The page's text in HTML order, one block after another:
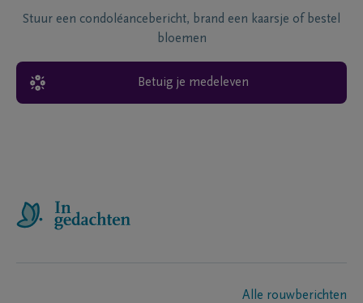
Stuur een condoléancebericht, brand een kaarsje of bestel
bloemen
Betuig je medeleven
Alle rouwberichten